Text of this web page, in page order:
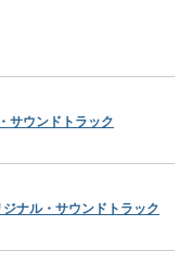
サウンドトラック
ナル・サウンドトラック